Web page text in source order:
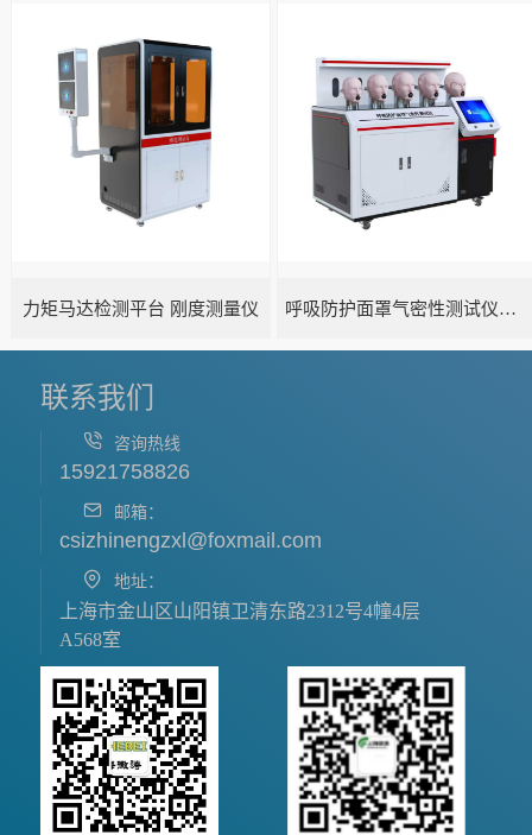
力矩马达检测平台 刚度测量仪 呼吸防护面罩气密性测试仪五工位
联系我们
咨询热线
15921758826
邮箱：
csizhinengzxl@foxmail.com
地址：
上海市金山区山阳镇卫清东路2312号4幢4层
A568室